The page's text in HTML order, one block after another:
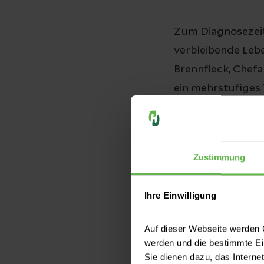
Zustimmung
Ihre Einwilligung
Auf dieser Webseite
werden und die bestimmte
Sie dienen dazu, das
Zum
verbleibende
Brennfleck,
ein mehrstufiges
In einem ersten
Vinci
einen Teil der
das Wachstum
Operation zu